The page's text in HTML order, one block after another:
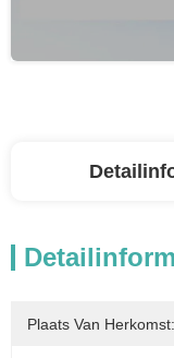
Plaats Van Herkomst: